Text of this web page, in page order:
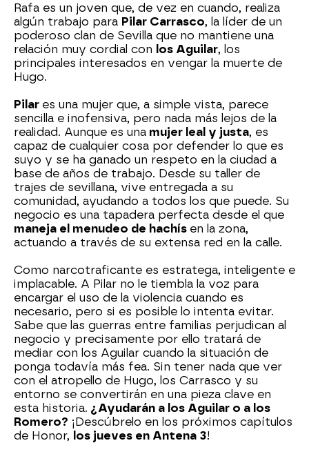
Rafa es un joven que, de vez en cuando, realiza
algún trabajo para Pilar Carrasco, la líder de un
poderoso clan de Sevilla que no mantiene una
relación muy cordial con los Aguilar, los
principales interesados en vengar la muerte de
Hugo.
Pilar es una mujer que, a simple vista, parece
sencilla e inofensiva, pero nada más lejos de la
realidad. Aunque es una mujer leal y justa, es
capaz de cualquier cosa por defender lo que es
suyo y se ha ganado un respeto en la ciudad a
base de años de trabajo. Desde su taller de
trajes de sevillana, vive entregada a su
comunidad, ayudando a todos los que puede. Su
negocio es una tapadera perfecta desde el que
maneja el menudeo de hachís en la zona,
actuando a través de su extensa red en la calle.
Como narcotraficante es estratega, inteligente e
implacable. A Pilar no le tiembla la voz para
encargar el uso de la violencia cuando es
necesario, pero si es posible lo intenta evitar.
Sabe que las guerras entre familias perjudican al
negocio y precisamente por ello tratará de
mediar con los Aguilar cuando la situación de
ponga todavía más fea. Sin tener nada que ver
con el atropello de Hugo, los Carrasco y su
entorno se convertirán en una pieza clave en
esta historia. ¿Ayudarán a los Aguilar o a los
Romero? ¡Descúbrelo en los próximos capítulos
de Honor, los jueves en Antena 3!